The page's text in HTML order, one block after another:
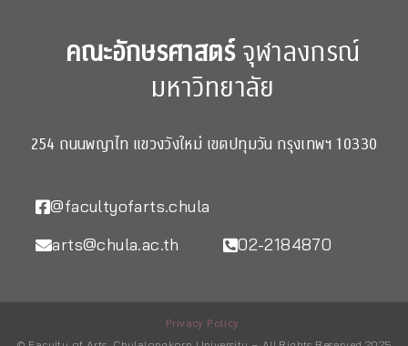
คณะอักษรศาสตร์จุฬาลงกรณ์
มหาวิทยาลัย
254 ถนนพญาไท แขวงวังใหม่ เขตปทุมวัน กรุงเทพฯ 10330
@facultyofarts.chula
arts@chula.ac.th
02-2184870
Privacy Policy